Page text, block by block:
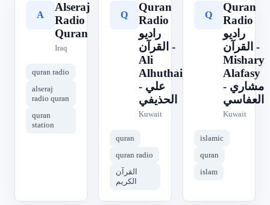
A
Alseraj
Radio
Quran
Iraq
quran radio
alseraj
radio quran
quran
station
Q
Quran
Radio
راديو
القرآن -
Ali
Alhuthaifi
- علي
الحذيفي
Kuwait
quran
quran radio
القرآن
الكريم
Q
Quran
Radio
راديو
القرآن -
Mishary
Alafasy
- مشاري
العفاسي
Kuwait
islamic
quran
islam